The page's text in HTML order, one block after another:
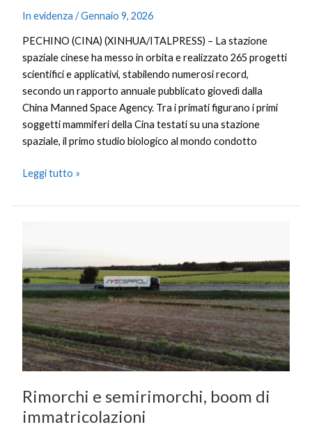
In evidenza /Gennaio 9, 2026
PECHINO (CINA) (XINHUA/ITALPRESS) – La stazione
spaziale cinese ha messo in orbita e realizzato 265 progetti
scientifici e applicativi, stabilendo numerosi record,
secondo un rapporto annuale pubblicato giovedì dalla
China Manned Space Agency. Tra i primati figurano i primi
soggetti mammiferi della Cina testati su una stazione
spaziale, il primo studio biologico al mondo condotto
Leggi tutto »
Rimorchi e semirimorchi, boom di
immatricolazioni
boom
di
immatricolazioni